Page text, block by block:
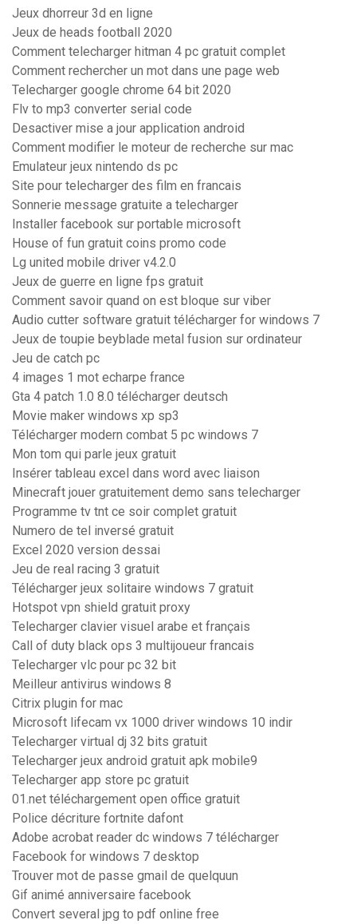
Jeux dhorreur 3d en ligne
Jeux de heads football 2020
Comment telecharger hitman 4 pc gratuit complet
Comment rechercher un mot dans une page web
Telecharger google chrome 64 bit 2020
Flv to mp3 converter serial code
Desactiver mise a jour application android
Comment modifier le moteur de recherche sur mac
Emulateur jeux nintendo ds pc
Site pour telecharger des film en francais
Sonnerie message gratuite a telecharger
Installer facebook sur portable microsoft
House of fun gratuit coins promo code
Lg united mobile driver v4.2.0
Jeux de guerre en ligne fps gratuit
Comment savoir quand on est bloque sur viber
Audio cutter software gratuit télécharger for windows 7
Jeux de toupie beyblade metal fusion sur ordinateur
Jeu de catch pc
4 images 1 mot echarpe france
Gta 4 patch 1.0 8.0 télécharger deutsch
Movie maker windows xp sp3
Télécharger modern combat 5 pc windows 7
Mon tom qui parle jeux gratuit
Insérer tableau excel dans word avec liaison
Minecraft jouer gratuitement demo sans telecharger
Programme tv tnt ce soir complet gratuit
Numero de tel inversé gratuit
Excel 2020 version dessai
Jeu de real racing 3 gratuit
Télécharger jeux solitaire windows 7 gratuit
Hotspot vpn shield gratuit proxy
Telecharger clavier visuel arabe et français
Call of duty black ops 3 multijoueur francais
Telecharger vlc pour pc 32 bit
Meilleur antivirus windows 8
Citrix plugin for mac
Microsoft lifecam vx 1000 driver windows 10 indir
Telecharger virtual dj 32 bits gratuit
Telecharger jeux android gratuit apk mobile9
Telecharger app store pc gratuit
01.net téléchargement open office gratuit
Police décriture fortnite dafont
Adobe acrobat reader dc windows 7 télécharger
Facebook for windows 7 desktop
Trouver mot de passe gmail de quelquun
Gif animé anniversaire facebook
Convert several jpg to pdf online free